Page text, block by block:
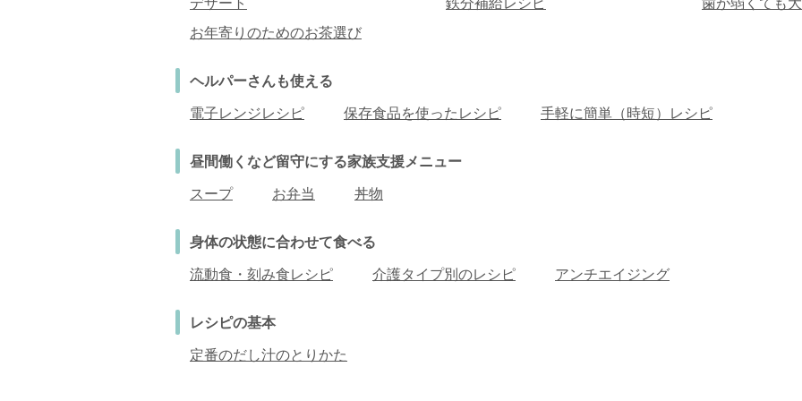
デザート
鉄分補給レシピ
歯が弱くても
お年寄りのためのお茶選び
ヘルパーさんも使える
電子レンジレシピ 保存食品を使ったレシピ 手軽に簡単（時短）レシピ
昼間働くなど留守にする家族支援メニュー
スープ お弁当 丼物
身体の状態に合わせて食べる
流動食・刻み食レシピ 介護タイプ別のレシピ アンチエイジング
レシピの基本
定番のだし汁のとりかた